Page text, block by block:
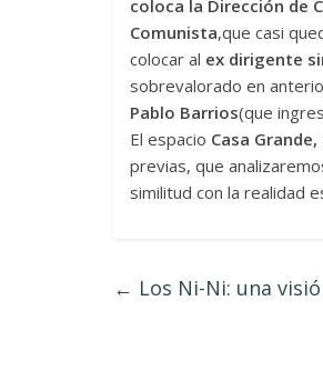
coloca la Dirección de
Comunista,que casi
colocar al ex dirigente
sobrevalorado en
Pablo Barrios(que
El espacio Casa
previas, que
similitud con la realidad
← Los Ni-Ni: una